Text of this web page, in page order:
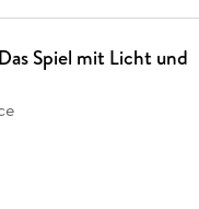
Spiel mit Licht und